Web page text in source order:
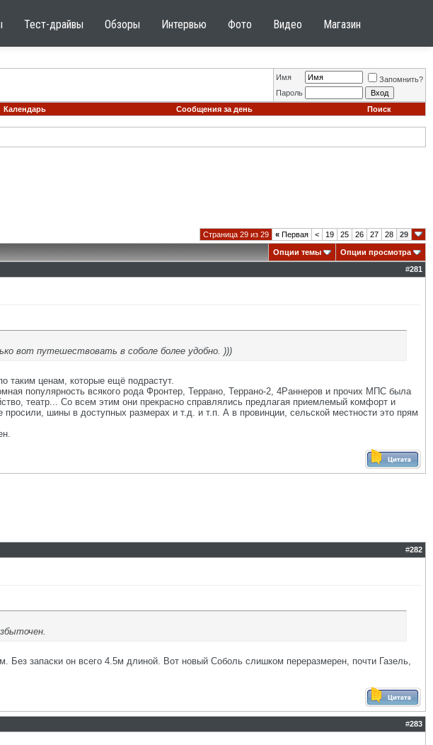
Тест-драйвы Обзоры Интервью Фото Видео Магазин
Имя
Запомнить?
Пароль
Календарь Сообщения за день Поиск
Страница 29 из 29 « Первая < 19 25 26 27 28 29
Опции темы
Опции просмотра
#281
вот путешествовать в соболе более удобно. )))
таким ценам, которые ещё подрастут.
популярность всякого рода Фронтер, Террано, Террано-2, 4Раннеров и прочих МПС была
театр... Со всем этим они прекрасно справлялись предлагая приемлемый комфорт и
шины в доступных размерах и т.д. и т.п. А в провинции, сельской местности это прям
#282
запаски он всего 4.5м длиной. Вот новый Соболь слишком переразмерен, почти Газель,
#283